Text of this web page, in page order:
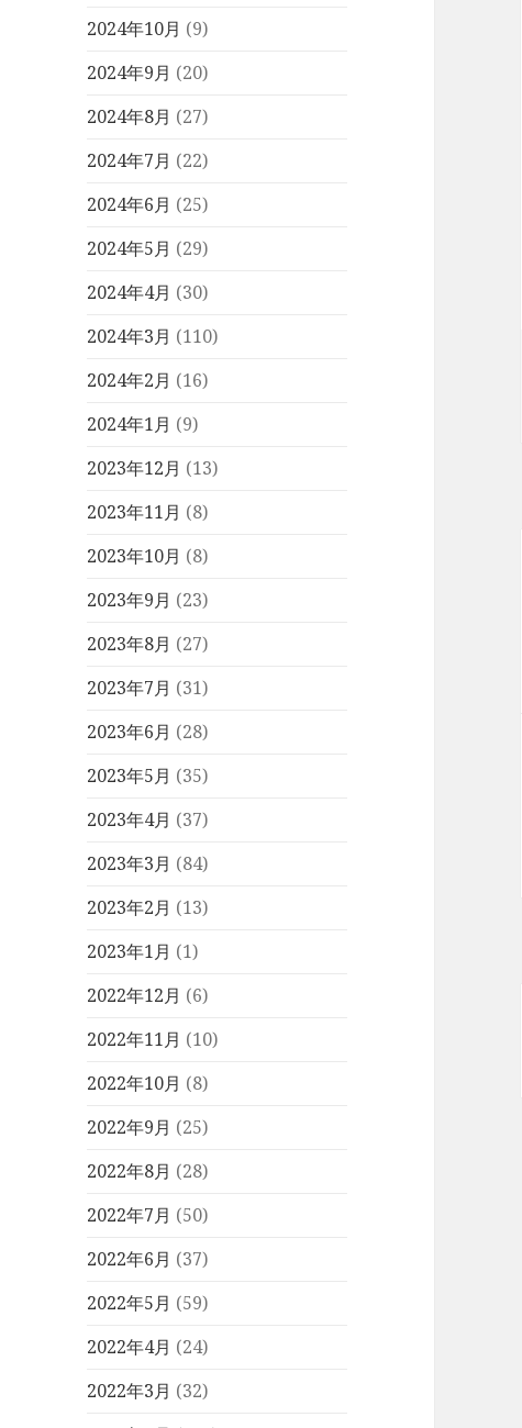
2024年10月 (9)
2024年9月 (20)
2024年8月 (27)
2024年7月 (22)
2024年6月 (25)
2024年5月 (29)
2024年4月 (30)
2024年3月 (110)
2024年2月 (16)
2024年1月 (9)
2023年12月 (13)
2023年11月 (8)
2023年10月 (8)
2023年9月 (23)
2023年8月 (27)
2023年7月 (31)
2023年6月 (28)
2023年5月 (35)
2023年4月 (37)
2023年3月 (84)
2023年2月 (13)
2023年1月 (1)
2022年12月 (6)
2022年11月 (10)
2022年10月 (8)
2022年9月 (25)
2022年8月 (28)
2022年7月 (50)
2022年6月 (37)
2022年5月 (59)
2022年4月 (24)
2022年3月 (32)